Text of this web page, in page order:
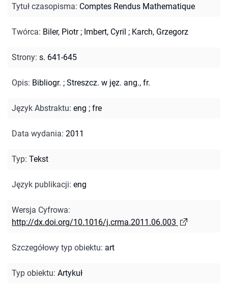
Tytuł czasopisma: Comptes Rendus Mathematique
Twórca: Biler, Piotr; Imbert, Cyril ; Karch, Grzegorz
Strony: s. 641-645
Opis: Bibliogr. ; Streszcz. w jęz. ang., fr.
Język Abstraktu: eng ; fre
Data wydania: 2011
Typ: Tekst
Język publikacji: eng
Wersja Cyfrowa:
http://dx.doi.org/10.1016/j.crma.2011.06.003
Szczegółowy typ obiektu: art
Typ obiektu: Artykuł